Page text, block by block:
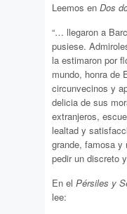
Leemos en Dos
“… llegaron a
pusiese.
la estimaron por
mundo, honra de
circunvecinos y
delicia de sus
extranjeros,
lealtad y
grande, famosa y
pedir un discreto
En el Pérsiles y
lee: